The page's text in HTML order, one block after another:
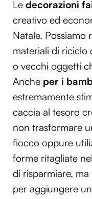
Le decorazioni
creativo ed
Natale. Possiamo
materiali di riciclo
o vecchi oggetti
Anche per i
estremamente
caccia al tesoro
non trasformare
fiocco oppure
forme ritagliate
di risparmiare,
per aggiungere